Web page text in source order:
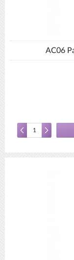
AC06